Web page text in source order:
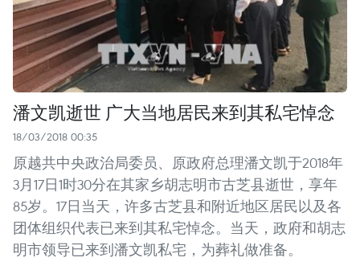
潘文凯逝世 广大当地居民来到其私宅悼念
18/03/2018 00:35
原越共中央政治局委员、原政府总理潘文凯于2018年
3月17日1时30分在其家乡胡志明市古芝县逝世，享年
85岁。17日当天，许多古芝县和附近地区居民以及各
团体组织代表已来到其私宅悼念。当天，政府和胡志
明市领导已来到潘文凯私宅，为葬礼做准备。